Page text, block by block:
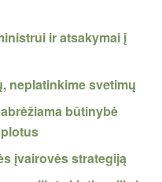
ir atsakymai į
neplatinkime svetimų
būtinybė
įvairovės strategiją